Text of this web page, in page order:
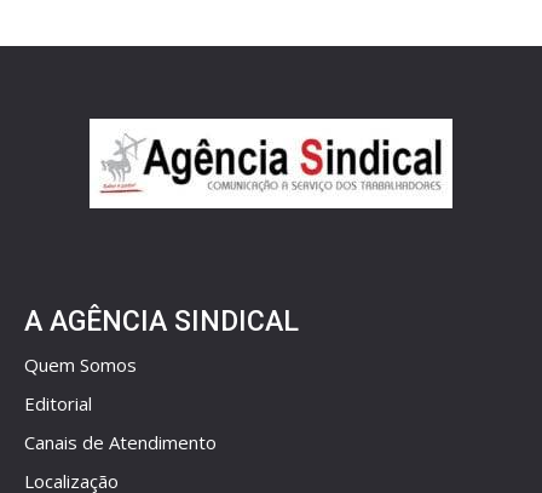
A AGÊNCIA SINDICAL
Quem Somos
Editorial
Canais de Atendimento
Localização